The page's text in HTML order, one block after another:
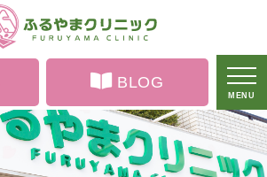
BLOG
MENU